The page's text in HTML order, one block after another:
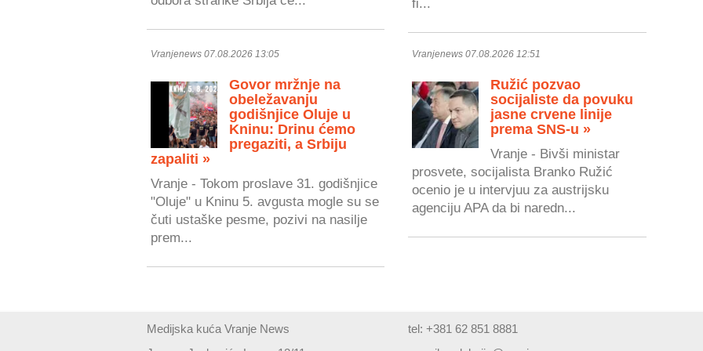
fi...
Vranjenews 07.08.2026 13:05
Govor mržnje na
obeležavanju
godišnjice Oluje u
Kninu: Drinu ćemo
pregaziti, a Srbiju
zapaliti »
Vranje - Tokom proslave 31. godišnjice
"Oluje" u Kninu 5. avgusta mogle su se
čuti ustaške pesme, pozivi na nasilje
prem...
Vranjenews 07.08.2026 12:51
Ružić pozvao
socijaliste da povuku
jasne crvene linije
prema SNS-u »
Vranje - Bivši ministar
prosvete, socijalista Branko Ružić
ocenio je u intervjuu za austrijsku
agenciju APA da bi naredn...
Medijska kuća Vranje News
tel: +381 62 851 8881